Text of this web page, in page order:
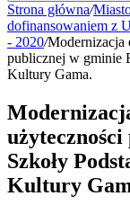
Strona główna/
dofinansowaniem z
- 2020/Modernizacja
publicznej w gminie
Kultury Gama.
Szkoły
Kultury